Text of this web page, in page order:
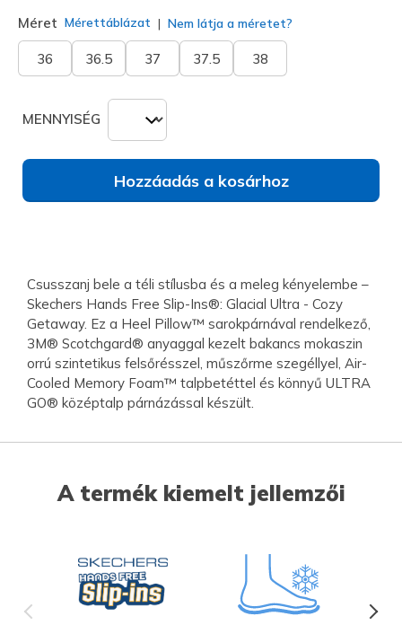
Méret Mérettáblázat Nem látja a méretet?
36 36.5 37 37.5 38
MENNYISÉG
Hozzáadás a kosárhoz
Csusszanj bele a téli stílusba és a meleg kényelembe –
Skechers Hands Free Slip-Ins®: Glacial Ultra - Cozy
Getaway. Ez a Heel Pillow™ sarokpárnával rendelkező,
3M® Scotchgard® anyaggal kezelt bakancs mokaszin
orrú szintetikus felsőrésszel, műszőrme szegéllyel, Air-
Cooled Memory Foam™ talpbetéttel és könnyű ULTRA
GO® középtalp párnázással készült.
A termék kiemelt jellemzői